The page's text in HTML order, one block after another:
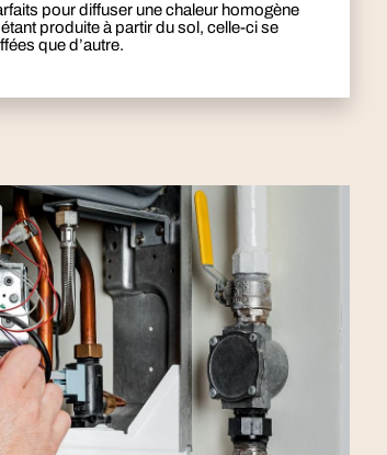
pour diffuser une chaleur homogène
produite à partir du sol, celle-ci se
que d’autre.